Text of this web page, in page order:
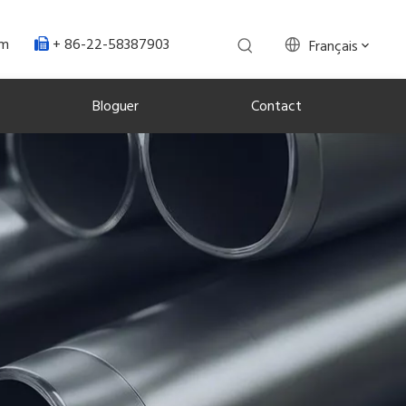
 + 86-22-58387903 Français
Bloguer Contact